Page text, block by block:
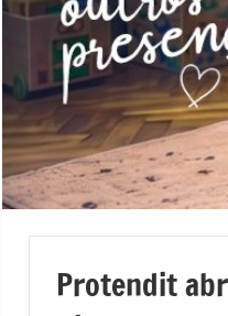
Protendit